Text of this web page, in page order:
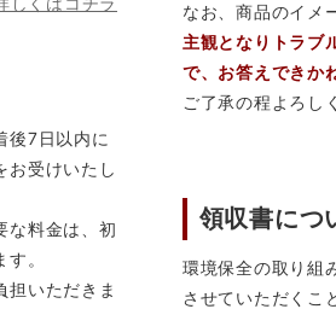
後7日以内に
お受けいたし
な料金は、初
。
担いただきま
なお、商品のイメ
主観となりトラブ
で、お答えできか
ご了承の程よろし
領収書につ
環境保全の取り組
させていただくこ